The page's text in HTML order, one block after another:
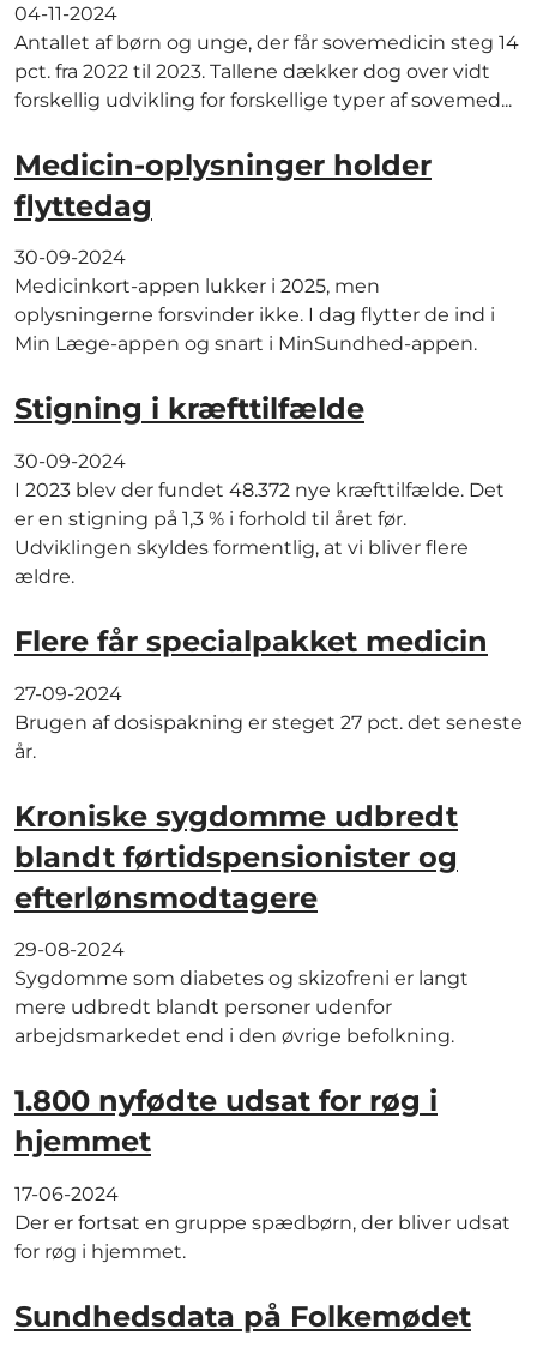
04-11-2024
Antallet af børn og unge, der får sovemedicin steg 14
pct. fra 2022 til 2023. Tallene dækker dog over vidt
forskellig udvikling for forskellige typer af sovemed...
Medicin-oplysninger holder
flyttedag
30-09-2024
Medicinkort-appen lukker i 2025, men
oplysningerne forsvinder ikke. I dag flytter de ind i
Min Læge-appen og snart i MinSundhed-appen.
Stigning i kræfttilfælde
30-09-2024
I 2023 blev der fundet 48.372 nye kræfttilfælde. Det
er en stigning på 1,3 % i forhold til året før.
Udviklingen skyldes formentlig, at vi bliver flere
ældre.
Flere får specialpakket medicin
27-09-2024
Brugen af dosispakning er steget 27 pct. det seneste
år.
Kroniske sygdomme udbredt
blandt førtidspensionister og
efterlønsmodtagere
29-08-2024
Sygdomme som diabetes og skizofreni er langt
mere udbredt blandt personer udenfor
arbejdsmarkedet end i den øvrige befolkning.
1.800 nyfødte udsat for røg i
hjemmet
17-06-2024
Der er fortsat en gruppe spædbørn, der bliver udsat
for røg i hjemmet.
Sundhedsdata på Folkemødet